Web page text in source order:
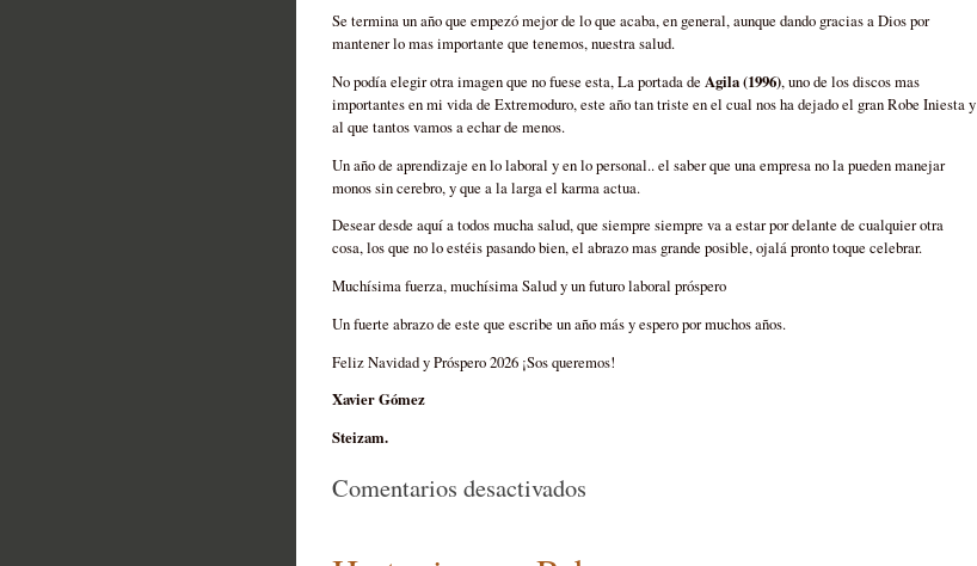
Se termina un año que empezó mejor de lo que acaba, en general, aunque dando gracias a Dios por
mantener lo mas importante que tenemos, nuestra salud.
No podía elegir otra imagen que no fuese esta, La portada de Agila (1996), uno de los discos mas
importantes en mi vida de Extremoduro, este año tan triste en el cual nos ha dejado el gran Robe Iniesta y
al que tantos vamos a echar de menos.
Un año de aprendizaje en lo laboral y en lo personal.. el saber que una empresa no la pueden manejar
monos sin cerebro, y que a la larga el karma actua.
Desear desde aquí a todos mucha salud, que siempre siempre va a estar por delante de cualquier otra
cosa, los que no lo estéis pasando bien, el abrazo mas grande posible, ojalá pronto toque celebrar.
Muchísima fuerza, muchísima Salud y un futuro laboral próspero
Un fuerte abrazo de este que escribe un año más y espero por muchos años.
Feliz Navidad y Próspero 2026 ¡Sos queremos!
Xavier Gómez
Steizam.
Comentarios desactivadosen